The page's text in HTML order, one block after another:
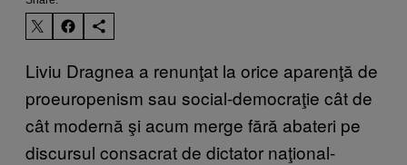
Liviu Dragnea a renunţat la orice aparenţă de
proeuropenism sau social-democraţie cât de
cât modernă şi acum merge fără abateri pe
discursul consacrat de dictator naţional-